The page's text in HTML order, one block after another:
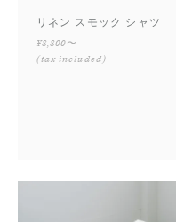
リネン スモック シャツ
¥8,800〜
(tax included)